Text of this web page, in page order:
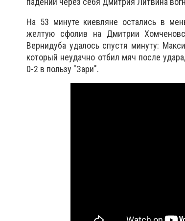
На 53 минуте киевляне остались в
желтую сфолив на Дмитрии
Вернидуба удалось спустя минуту:
который неудачно отбил мяч после
0-2 в пользу "Зари".